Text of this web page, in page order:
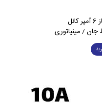
جان / مینیاتوری